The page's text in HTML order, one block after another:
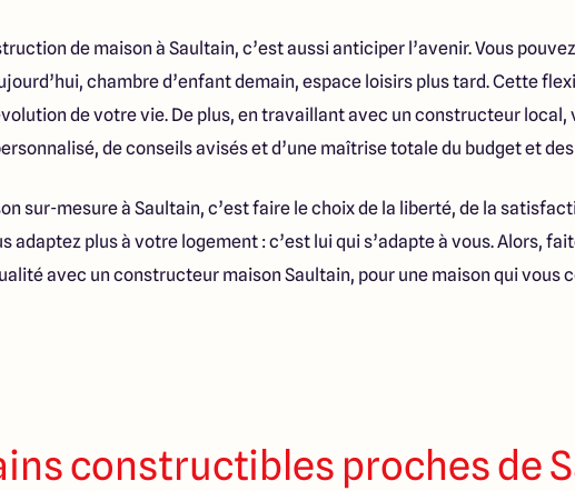
de maison à Saultain, c’est aussi anticiper l’avenir. Vous
chambre d’enfant demain, espace loisirs plus tard. Cette
de votre vie. De plus, en travaillant avec un constructeur local,
de conseils avisés et d’une maîtrise totale du budget et
sur-mesure à Saultain, c’est faire le choix de la liberté, de la
adaptez plus à votre logement : c’est lui qui s’adapte à vous. Alors,
avec un constructeur maison Saultain, pour une maison qui vous
constructibles proches de